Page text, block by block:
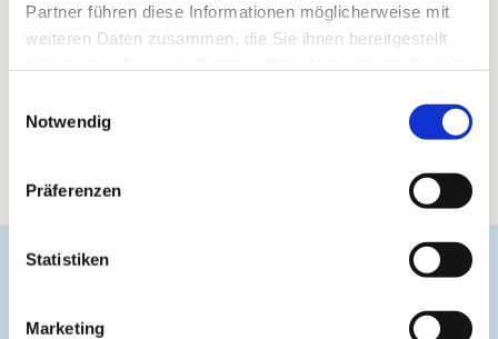
Partner führen diese Informationen möglicherweise mit
weiteren Daten zusammen, die Sie ihnen bereitgestellt
Notwendig
Präferenzen
Statistiken
Marketing
Kirchplatz 1